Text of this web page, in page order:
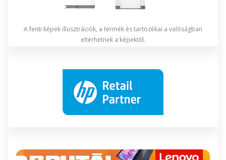
A fenti képek illusztrációk, a termék és tartozékai a valóságban
eltérhetnek a képektől.